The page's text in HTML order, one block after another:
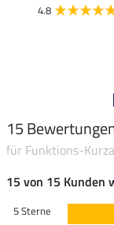
4.8
15
für Funktions-
15 von 15 Kunden
5 Sterne